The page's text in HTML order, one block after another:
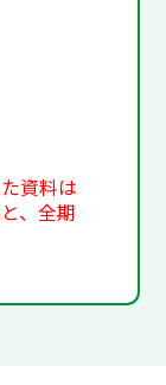
資料は
、全期